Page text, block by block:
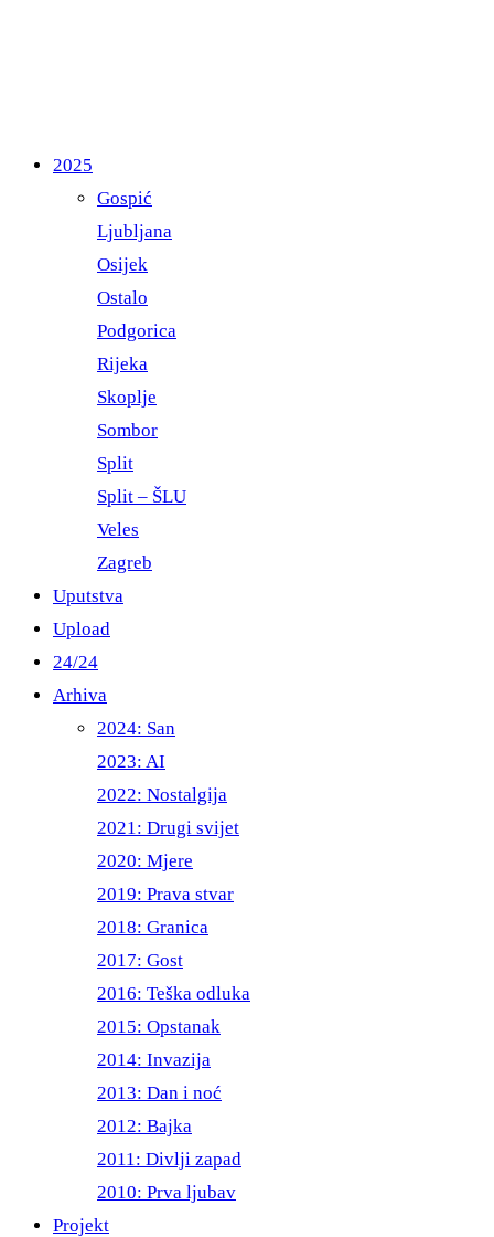
2025
Gospić
Ljubljana
Osijek
Ostalo
Podgorica
Rijeka
Skoplje
Sombor
Split
Split – ŠLU
Veles
Zagreb
Uputstva
Upload
24/24
Arhiva
2024: San
2023: AI
2022: Nostalgija
2021: Drugi svijet
2020: Mjere
2019: Prava stvar
2018: Granica
2017: Gost
2016: Teška odluka
2015: Opstanak
2014: Invazija
2013: Dan i noć
2012: Bajka
2011: Divlji zapad
2010: Prva ljubav
Projekt